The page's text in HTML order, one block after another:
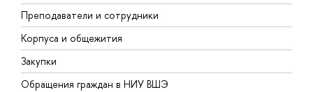
Преподаватели и сотрудники
Корпуса и общежития
Закупки
Обращения граждан в НИУ ВШЭ